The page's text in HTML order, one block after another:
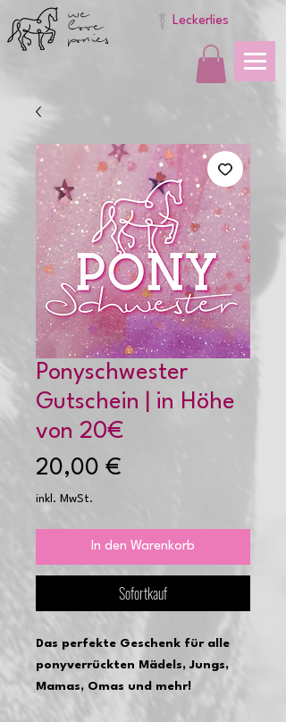
Leckerlies
we
love
ponies
Ponyschwester
Gutschein | in Höhe
von 20€
20,00 €
inkl. MwSt.
In den Warenkorb
Sofortkauf
Das perfekte Geschenk für alle
ponyverrückten Mädels, Jungs,
Mamas, Omas und mehr!